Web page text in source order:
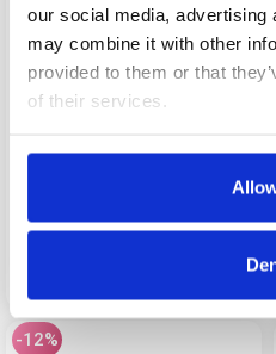
our social media, advertising
may combine it with other
provided to them or that
of their services.
Детска количка 3 в 1 Cavoe MOI
-12%